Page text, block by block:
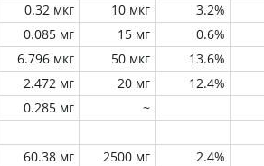
0.32 мкг 10 мкг 3.2%
0.085 мг 15 мг 0.6%
6.796 мкг 50 мкг 13.6%
2.472 мг 20 мг 12.4%
0.285 мг ~
60.38 мг 2500 мг 2.4%